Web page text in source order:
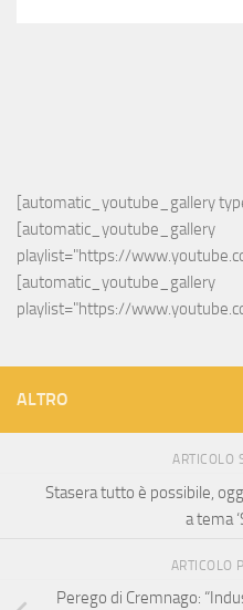
[automatic_youtube_gallery
[automatic_youtube_gallery
playlist="https://
[automatic_youtube_gallery
playlist="https://
ALTRO
ARTICOLO
Stasera tutto è possibile,
a tema
ARTICOLO
Perego di Cremnago: